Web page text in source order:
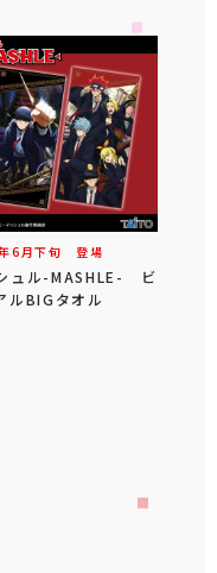
6 月下旬 登場
ュル-MASHLE- ビ
ルBIGタオル